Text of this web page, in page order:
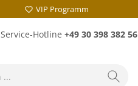
VIP Programm
Service-Hotline +49 30 398 382 56